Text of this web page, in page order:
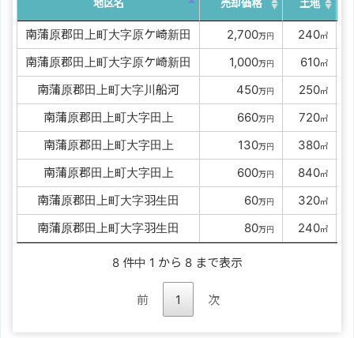
地区名 売却価格 土地
南蒲原郡田上町大字原ケ崎新田 2,700万円 240㎡
南蒲原郡田上町大字原ケ崎新田
1,000万円 610㎡
南蒲原郡田上町大字川船河
450万円 250㎡
南蒲原郡田上町大字田上
660万円 720㎡
南蒲原郡田上町大字田上
130万円 380㎡
南蒲原郡田上町大字田上
600万円 840㎡
南蒲原郡田上町大字羽生田
60万円 320㎡
南蒲原郡田上町大字羽生田
80万円 240㎡
8 件中 1 から 8 まで表示
前 1 次